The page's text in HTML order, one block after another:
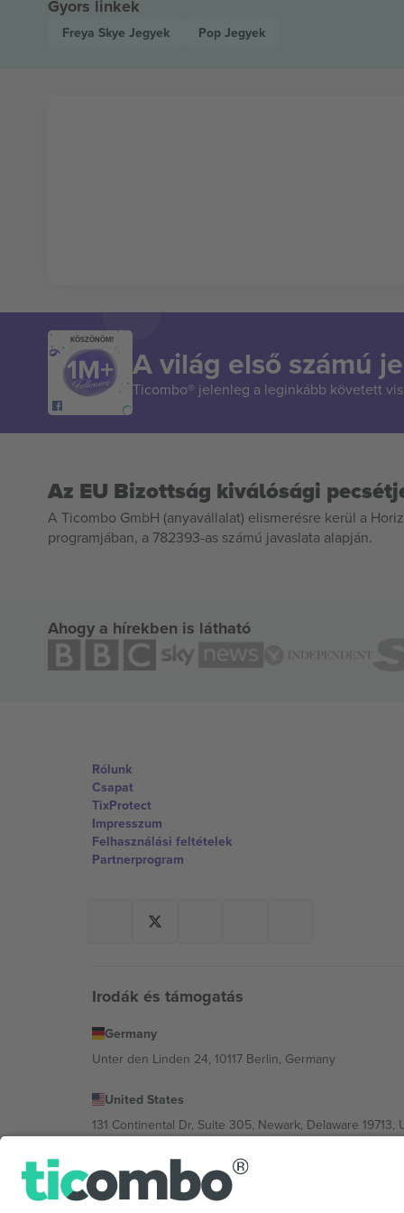
Gyors linkek
Freya Skye Jegyek Pop Jegyek
KÖSZÖNÖM!
A világ első számú
Ticombo® jelenleg a leginkább követett
Az EU Bizottság kiválósági
A Ticombo GmbH (anyavállalat) elismerésre kerül a
programjában, a 782393-as számú javaslata alapján.
Ahogy a hírekben is látható
Rólunk
Csapat
TixProtect
Impresszum
Felhasználási feltételek
Partnerprogram
Irodák és támogatás
Germany
Unter den Linden 24, 10117 Berlin, Germany
United States
131 Continental Dr, Suite 305, Newark, Delaware 19713,
Bulgaria
Regus Sofia City West, bul Totleben 53-55, 1606 Sofia,